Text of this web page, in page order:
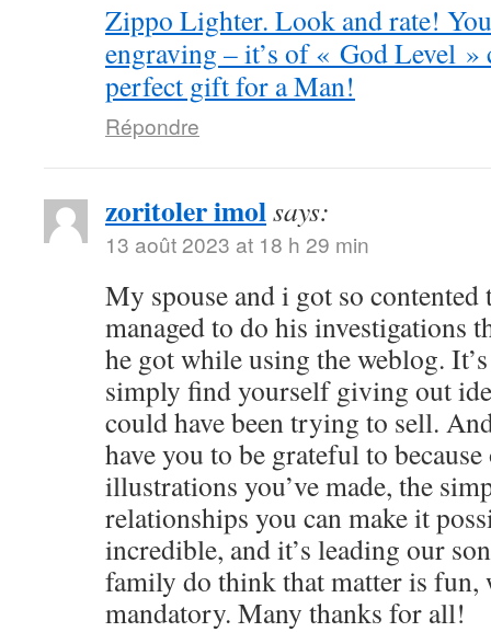
Zippo Lighter. Look and rate!
engraving – it’s of « God Level
perfect gift for a Man!
Répondre
zoritoler imolsays:
13 août 2023 at 18 h 29 min
My spouse and i got so contented
managed to do his investigations
he got while using the weblog.
simply find yourself giving out
could have been trying to sell.
have you to be grateful to
illustrations you’ve made, the
relationships you can make it
incredible, and it’s leading our
family do think that matter is
mandatory. Many thanks for all!